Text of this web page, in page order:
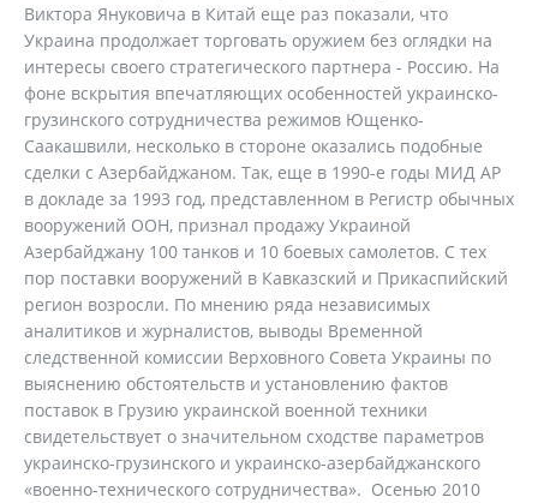
Виктора Януковича в Китай еще раз показали, что
Украина продолжает торговать оружием без оглядки на
интересы своего стратегического партнера - Россию. На
фоне вскрытия впечатляющих особенностей украинско-
грузинского сотрудничества режимов Ющенко-
Саакашвили, несколько в стороне оказались подобные
сделки с Азербайджаном. Так, еще в 1990-е годы МИД АР
в докладе за 1993 год, представленном в Регистр обычных
вооружений ООН, признал продажу Украиной
Азербайджану 100 танков и 10 боевых самолетов. С тех
пор поставки вооружений в Кавказский и Прикаспийский
регион возросли. По мнению ряда независимых
аналитиков и журналистов, выводы Временной
следственной комиссии Верховного Совета Украины по
выяснению обстоятельств и установлению фактов
поставок в Грузию украинской военной техники
свидетельствует о значительном сходстве параметров
украинско-грузинского и украинско-азербайджанского
«военно-технического сотрудничества». Осенью 2010